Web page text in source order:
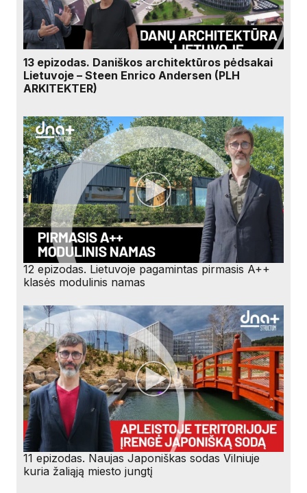
13 epizodas. Daniškos architektūros pėdsakai
Lietuvoje – Steen Enrico Andersen (PLH
ARKITEKTER)
12 epizodas. Lietuvoje pagamintas pirmasis A++
klasės modulinis namas
11 epizodas. Naujas Japoniškas sodas Vilniuje
kuria žaliąją miesto jungtį